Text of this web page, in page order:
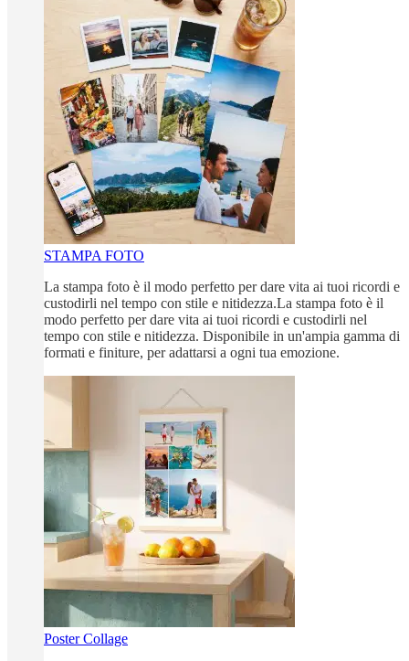
STAMPA FOTO
La stampa foto è il modo perfetto per dare vita ai tuoi ricordi e
custodirli nel tempo con stile e nitidezza.La stampa foto è il
modo perfetto per dare vita ai tuoi ricordi e custodirli nel
tempo con stile e nitidezza. Disponibile in un'ampia gamma di
formati e finiture, per adattarsi a ogni tua emozione.
Poster Collage